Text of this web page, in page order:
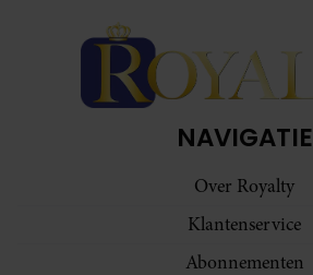
NAVIGATIE
Over Royalty
Klantenservice
Abonnementen